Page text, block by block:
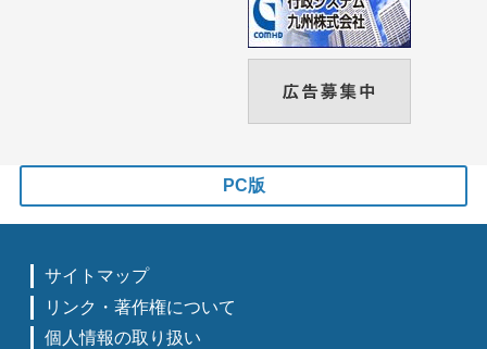
PC版
サイトマップ
リンク・著作権について
個人情報の取り扱い